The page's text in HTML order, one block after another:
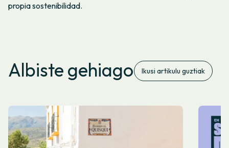
propia sostenibilidad.
Albiste gehiago Ikusi artikulu guztiak